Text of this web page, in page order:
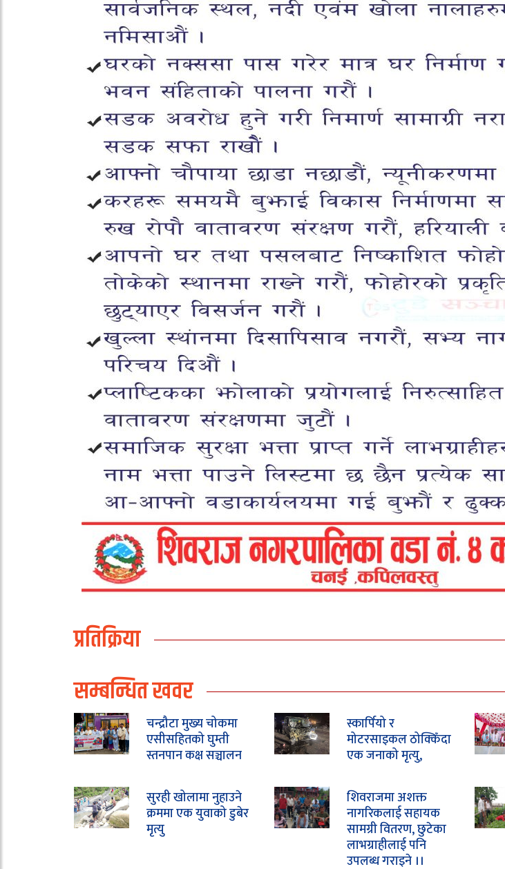
प्रतिक्रिया
सम्बन्धित खवर
चन्द्रौटा मुख्य चोकमा
एसीसहितको घुम्ती
स्तनपान कक्ष सञ्चालन
स्कार्पियो र
मोटरसाइकल ठोक्किँदा
एक जनाको मृत्यु,
सुरही खोलामा नुहाउने
क्रममा एक युवाको डुबेर
मृत्यु
शिवराजमा अशक्त
नागरिकलाई सहायक
सामग्री वितरण, छुटेका
लाभग्राहीलाई पनि
उपलब्ध गराइने ।।